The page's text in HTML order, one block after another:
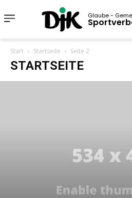
Glaube -
Start Startseite Seite 2
STARTSEITE